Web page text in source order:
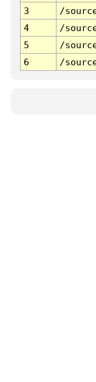
3
/
4
/
5
/
6
/